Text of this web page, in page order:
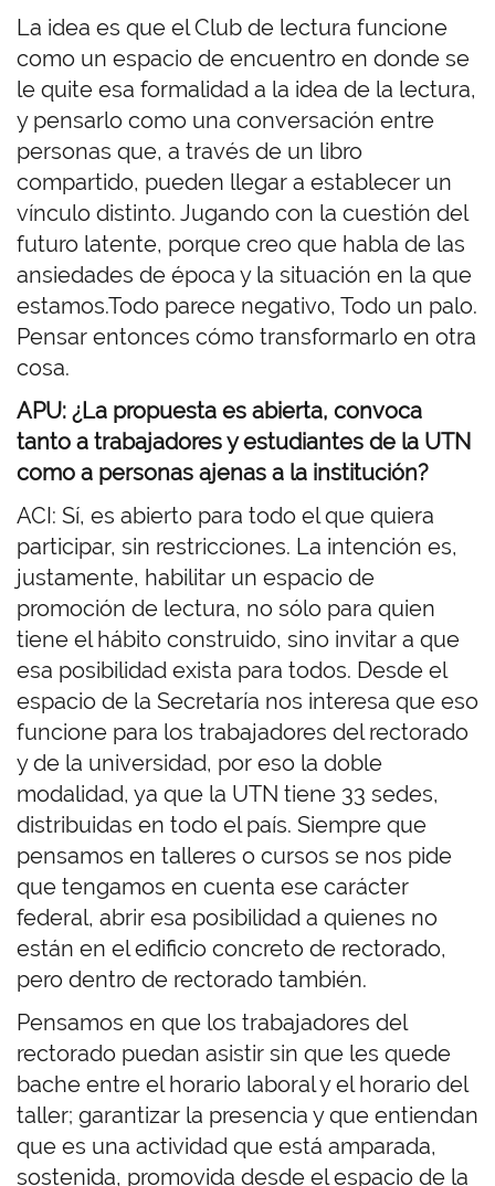
La idea es que el Club de lectura funcione
como un espacio de encuentro en donde se
le quite esa formalidad a la idea de la lectura,
y pensarlo como una conversación entre
personas que, a través de un libro
compartido, pueden llegar a establecer un
vínculo distinto. Jugando con la cuestión del
futuro latente, porque creo que habla de las
ansiedades de época y la situación en la que
estamos.Todo parece negativo, Todo un palo.
Pensar entonces cómo transformarlo en otra
cosa.
APU: ¿La propuesta es abierta, convoca
tanto a trabajadores y estudiantes de la UTN
como a personas ajenas a la institución?
ACI: Sí, es abierto para todo el que quiera
participar, sin restricciones. La intención es,
justamente, habilitar un espacio de
promoción de lectura, no sólo para quien
tiene el hábito construido, sino invitar a que
esa posibilidad exista para todos. Desde el
espacio de la Secretaría nos interesa que eso
funcione para los trabajadores del rectorado
y de la universidad, por eso la doble
modalidad, ya que la UTN tiene 33 sedes,
distribuidas en todo el país. Siempre que
pensamos en talleres o cursos se nos pide
que tengamos en cuenta ese carácter
federal, abrir esa posibilidad a quienes no
están en el edificio concreto de rectorado,
pero dentro de rectorado también.
Pensamos en que los trabajadores del
rectorado puedan asistir sin que les quede
bache entre el horario laboral y el horario del
taller; garantizar la presencia y que entiendan
que es una actividad que está amparada,
sostenida, promovida desde el espacio de la